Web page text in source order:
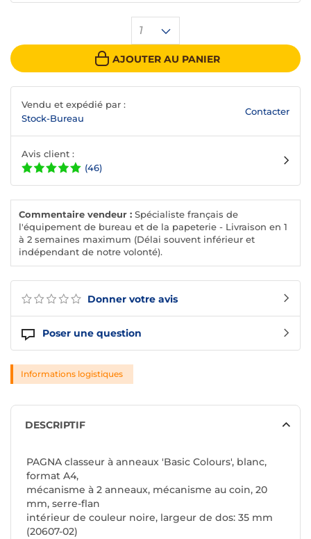
Donner votre avis
Poser une question
1
AJOUTER AU PANIER
Vendu et expédié par :
Stock-Bureau
Contacter
Avis client :
(46)
Commentaire vendeur : Spécialiste français de
l'équipement de bureau et de la papeterie - Livraison en 1
à 2 semaines maximum (Délai souvent inférieur et
indépendant de notre volonté).
Informations logistiques
DESCRIPTIF
PAGNA classeur à anneaux 'Basic Colours', blanc,
format A4,
mécanisme à 2 anneaux, mécanisme au coin, 20
mm, serre-flan
intérieur de couleur noire, largeur de dos: 35 mm
(20607-02)